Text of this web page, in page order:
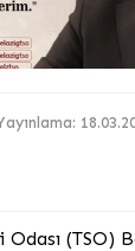
(TSO)